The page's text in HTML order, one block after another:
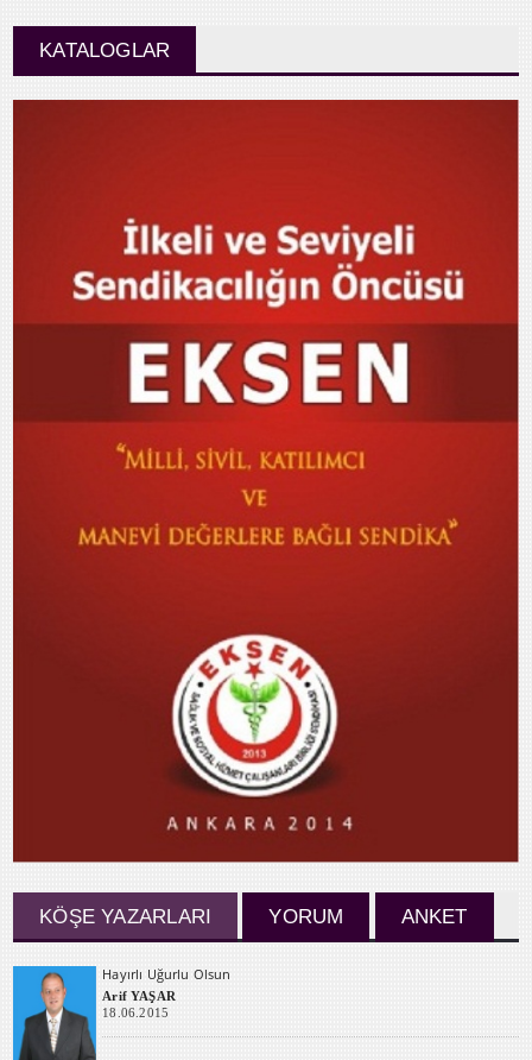
KATALOGLAR
KÖŞE YAZARLARI YORUM ANKET
Hayırlı Uğurlu Olsun
Arif YAŞAR
18.06.2015